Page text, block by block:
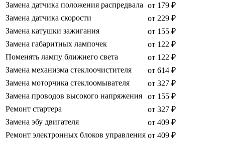
Замена датчика положения распредвала от 179 ₽
Замена датчика скорости
от 229 ₽
Замена катушки зажигания
от 155 ₽
Замена габаритных лампочек
от 122 ₽
Поменять лампу ближнего света
от 122 ₽
Замена механизма стеклоочистителя
от 614 ₽
Замена моторчика стеклоомывателя
от 327 ₽
Замена проводов высокого напряжения
от 155 ₽
Ремонт стартера
от 327 ₽
Замена эбу двигателя
от 409 ₽
Ремонт электронных блоков управления от 409 ₽